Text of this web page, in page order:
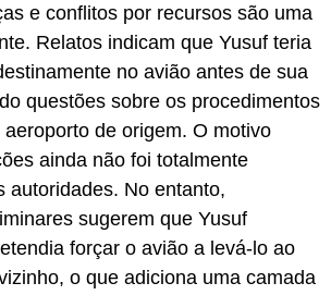
e conflitos por recursos são uma
Relatos indicam que Yusuf teria
no avião antes de sua
questões sobre os procedimentos
de origem. O motivo
ainda não foi totalmente
autoridades. No entanto,
sugerem que Yusuf
forçar o avião a levá-lo ao
o que adiciona uma camada